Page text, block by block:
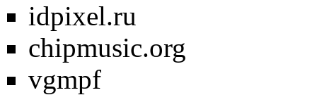
idpixel.ru
chipmusic.org
vgmpf